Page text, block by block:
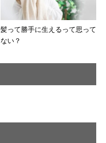
髪って勝手に生えるって思って
ない？